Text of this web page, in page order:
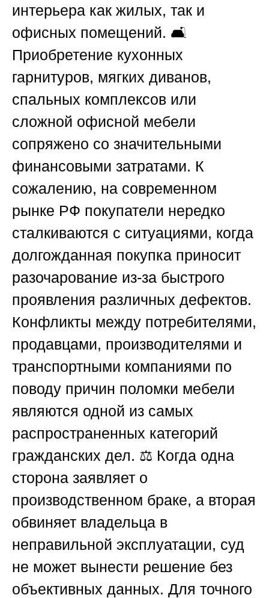
интерьера как жилых, так и
офисных помещений. 🛋️
Приобретение кухонных
гарнитуров, мягких диванов,
спальных комплексов или
сложной офисной мебели
сопряжено со значительными
финансовыми затратами. К
сожалению, на современном
рынке РФ покупатели нередко
сталкиваются с ситуациями, когда
долгожданная покупка приносит
разочарование из-за быстрого
проявления различных дефектов.
Конфликты между потребителями,
продавцами, производителями и
транспортными компаниями по
поводу причин поломки мебели
являются одной из самых
распространенных категорий
гражданских дел. ⚖️ Когда одна
сторона заявляет о
производственном браке, а вторая
обвиняет владельца в
неправильной эксплуатации, суд
не может вынести решение без
объективных данных. Для точного